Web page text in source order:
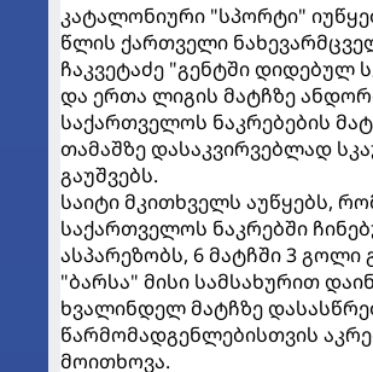
კატალონიური "სპორტი"
წლის ქართველი
ჩაკვეტაძე "გენტში დიდებულ
და ერთა ლიგის მატჩზე
საქართველოს ნაკრებების
თამაშზე დასაკვირვებლად
გაუშვებს.
საიტი მკითხველს აუწყებს,
საქართველოს ნაკრებში
ასპარეზობს, 6 მატჩში 3 გოლი
"ბარსა" მისი სამსახურით
ხვალინდელ მატჩზე
წარმომადგენლებისთვის
მოითხოვა.